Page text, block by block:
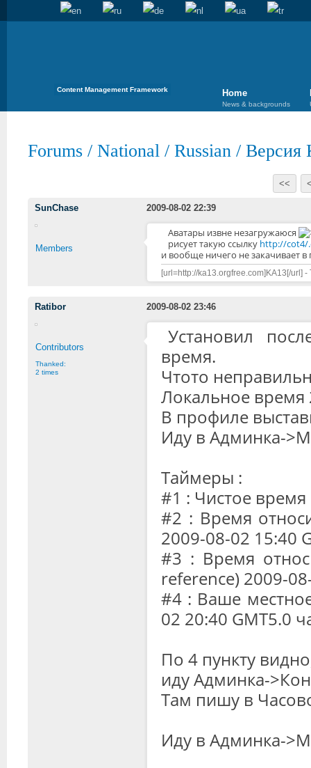
Content Management Framework Home
News & backgrounds
Forums / National / Russian / Версия
<<
SunChase 2009-08-02 22:39
Members
Аватары извне незагружаюся
рисует такую ссылку http://cot4/
и вообще ничего не закачивает в
[url=http://ka13.orgfree.com]KA13[/url]
Ratibor 2009-08-02 23:46
Contributors
Thanked:
2 times
Установил
время.
Чтото
Локальное время
В профиле
Иду в Админка-
Таймеры :
#1 : Чистое
#2 : Время
2009-08-02 15:40
#3 : Время
reference) 2009-
#4 : Ваше
02 20:40 GMT5.0
По 4 пункту
иду Админка-
Там пишу в
Иду в Админка-